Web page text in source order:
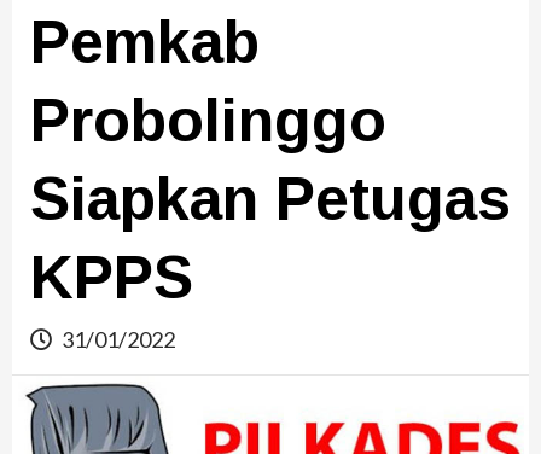
Pemkab
Probolinggo
Siapkan Petugas
KPPS
31/01/2022